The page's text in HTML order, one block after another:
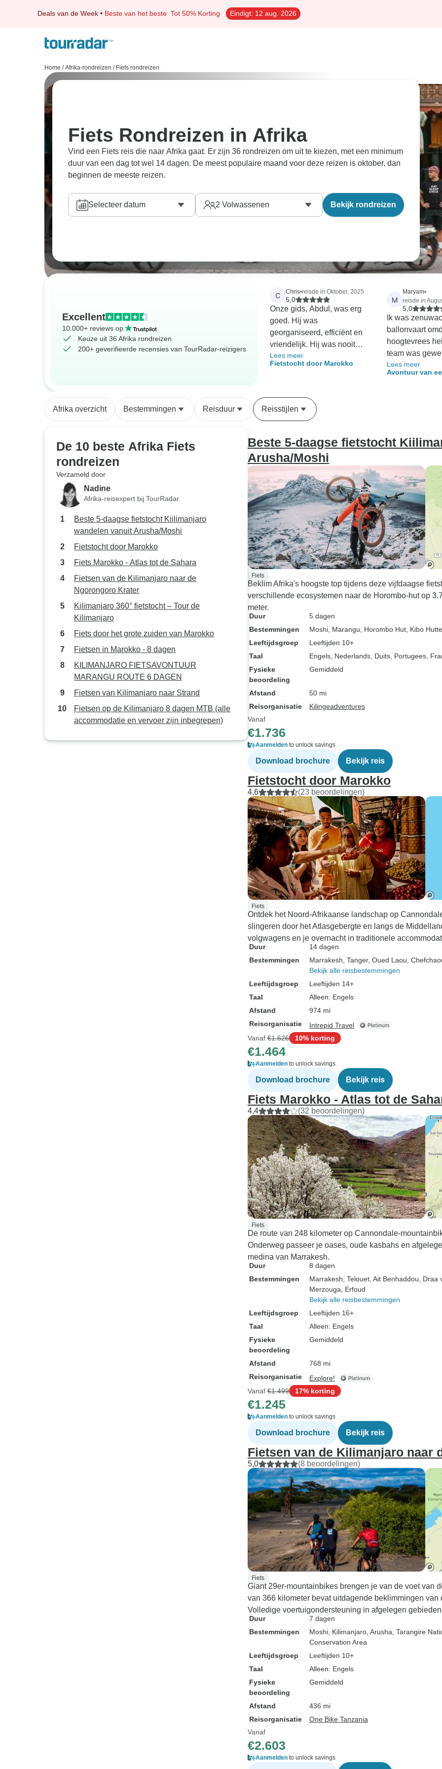
Deals van de Week • Beste van het beste Tot 50% Korting Eindigt: 12 aug. 2026
Home / Afrika-rondreizen / Fiets rondreizen
Fiets Rondreizen in Afrika
Vind een Fiets reis die naar Afrika gaat. Er zijn 36 rondreizen om uit te kiezen, met een minimum
duur van een dag tot wel 14 dagen. De meest populaire maand voor deze reizen is oktober, dan
beginnen de meeste reizen.
Selecteer datum 2 Volwassenen Bekijk rondreizen
Excellent
10.000+ reviews op
Keuze uit 36 Afrika rondreizen
200+ geverifieerde recensies van TourRadar-reizigers
C Chris•reisde in Oktober, 2025
5,0
Onze gids, Abdul, was erg
goed. Hij was
georganiseerd, efficiënt en
vriendelijk. Hij was nooit
opdringerig of veeleisend en
was geduldig met iedereen.
nuttige reistips. We waren
erg tevreden over onze tour
verwachtingen.
Lees meer
Fietstocht door Marokko
M
Maryam•
reisde in
5,0
Ik was
ballonvaart
hoogtevrees
team was
legden alles
gaven me een
landschappen
eindeloos.
een
door de
langs kleine
wind in mijn
was
kamelen waren
maar dat gaf
te genieten
de
we hoefden
denken,
Lees meer
Avontuur van
Afrika overzicht Bestemmingen Reisduur Reisstijlen
De 10 beste Afrika Fiets
rondreizen
Verzameld door
Nadine
Afrika-reisexpert bij TourRadar
Beste 5-daagse fietstocht Kiilimanjaro
wandelen vanuit Arusha/Moshi
Fietstocht door Marokko
Fiets Marokko - Atlas tot de Sahara
Fietsen van de Kilimanjaro naar de
Ngorongoro Krater
Kilimanjaro 360° fietstocht – Tour de
Kilimanjaro
Fiets door het grote zuiden van Marokko
Fietsen in Marokko - 8 dagen
KILIMANJARO FIETSAVONTUUR
MARANGU ROUTE 6 DAGEN
Fietsen van Kilimanjaro naar Strand
Fietsen op de Kilimanjaro 8 dagen MTB (alle
accommodatie en vervoer zijn inbegrepen)
Beste 5-daagse fietstocht
Arusha/Moshi
Fiets
Beklim Afrika's hoogste top tijdens deze vijfdaagse
verschillende ecosystemen naar de Horombo-hut op
meter.
Duur
5 dagen
Bestemmingen
Moshi , Marangu , Horombo Hut , Kibo
Leeftijdsgroep
Leeftijden 10+
Taal
Engels, Nederlands, Duits, Portugees,
Fysieke
beoordeling
Gemiddeld
Afstand
50 mi
Reisorganisatie
Kilingeadventures
Vanaf
€1.736
Aanmelden to unlock savings
Download brochure Bekijk reis
Fietstocht door Marokko
4,6 (23 beoordelingen)
Fiets
Ontdek het Noord-Afrikaanse landschap op
slingeren door het Atlasgebergte en langs de
volgwagens en je overnacht in traditionele
Duur
14 dagen
Bestemmingen
Marrakesh , Tanger, Oued Laou ,
Bekijk alle reisbestemmingen
Leeftijdsgroep
Leeftijden 14+
Taal
Alleen: Engels
Afstand
974 mi
Reisorganisatie
Intrepid Travel
Vanaf €1.626 10% korting
€1.464
Aanmelden to unlock savings
Download brochure Bekijk reis
Fiets Marokko - Atlas tot de
4,4 (32 beoordelingen)
Fiets
De route van 248 kilometer op Cannondale-
Onderweg passeer je oases, oude kasbahs en
medina van Marrakesh.
Duur
8 dagen
Bestemmingen
Marrakesh , Telouet , Ait Benhaddou , Draa
Merzouga , Erfoud
Bekijk alle reisbestemmingen
Leeftijdsgroep
Leeftijden 16+
Taal
Alleen: Engels
Fysieke
beoordeling
Gemiddeld
Afstand
768 mi
Reisorganisatie
Explore!
Vanaf €1.499 17% korting
€1.245
Aanmelden to unlock savings
Download brochure Bekijk reis
Fietsen van de Kilimanjaro naar
5,0 (8 beoordelingen)
Fiets
Giant 29er-mountainbikes brengen je van de voet van
van 366 kilometer bevat uitdagende beklimmingen
Volledige voertuigondersteuning in afgelegen
Duur
7 dagen
Bestemmingen
Moshi , Kilimanjaro , Arusha , Tarangire
Conservation Area
Leeftijdsgroep
Leeftijden 10+
Taal
Alleen: Engels
Fysieke
beoordeling
Gemiddeld
Afstand
436 mi
Reisorganisatie
One Bike Tanzania
Vanaf
€2.603
Aanmelden to unlock savings